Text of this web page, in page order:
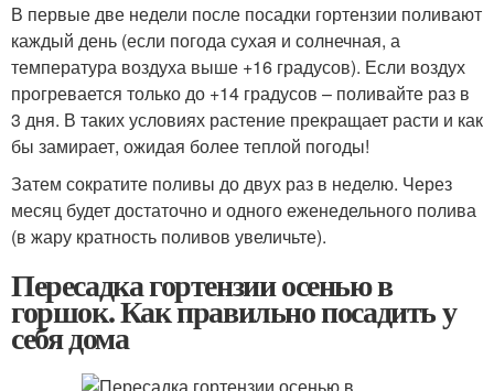
В первые две недели после посадки гортензии поливают
каждый день (если погода сухая и солнечная, а
температура воздуха выше +16 градусов). Если воздух
прогревается только до +14 градусов – поливайте раз в
3 дня. В таких условиях растение прекращает расти и как
бы замирает, ожидая более теплой погоды!
Затем сократите поливы до двух раз в неделю. Через
месяц будет достаточно и одного еженедельного полива
(в жару кратность поливов увеличьте).
Пересадка гортензии осенью в
горшок. Как правильно посадить у
себя дома